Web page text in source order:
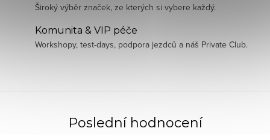
Široký výběr značek, ze kterých si vybere každý.
Komunita & VIP péče
Workshopy, test-days, podpora jezdců a náš Private Club.
Poslední hodnocení